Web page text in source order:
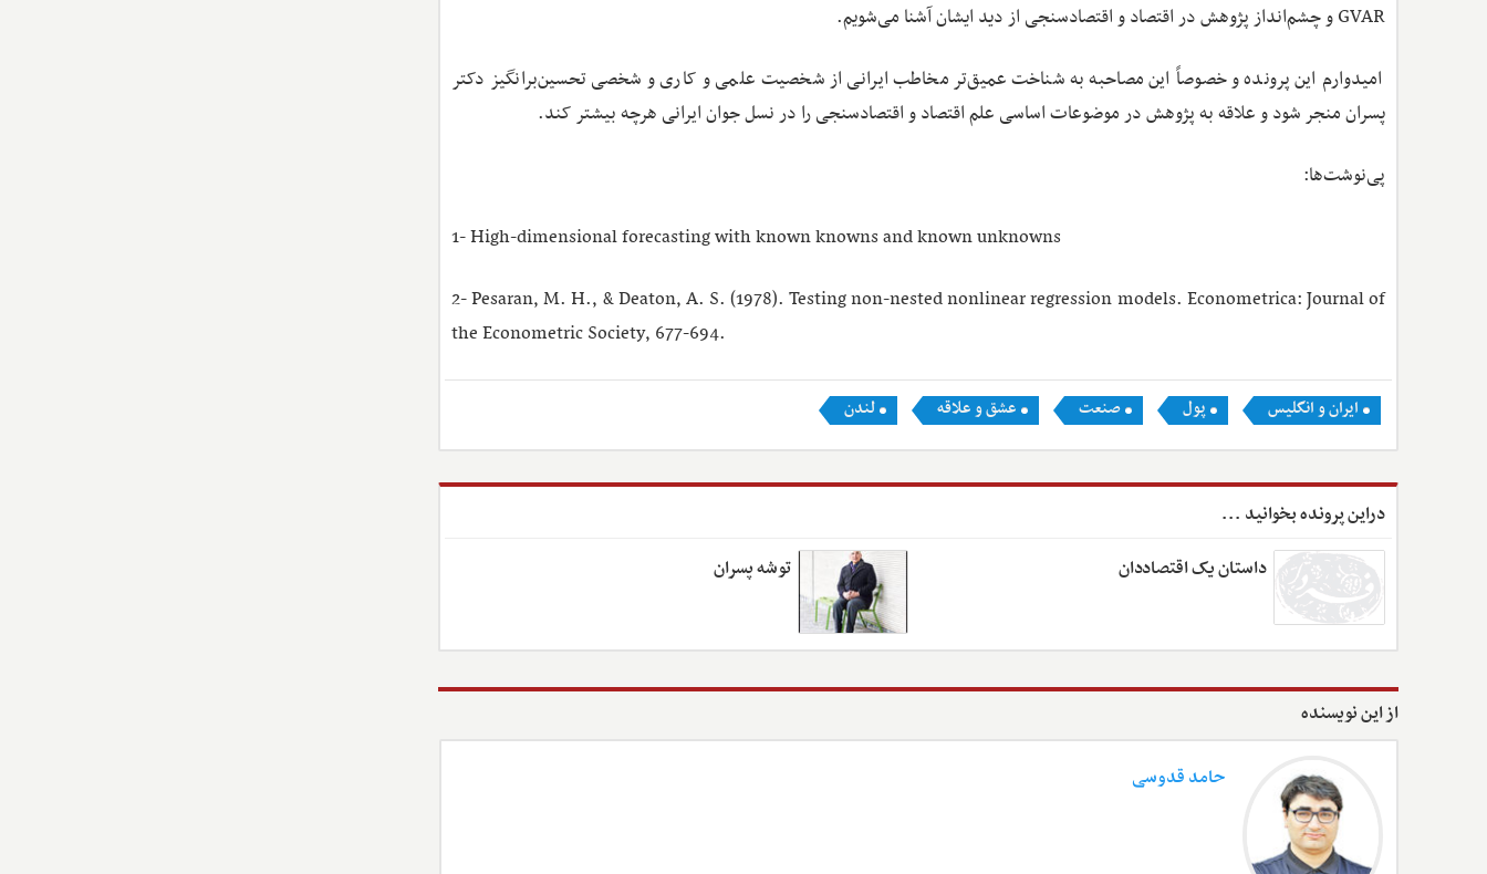
GVAR و چشم‌انداز پژوهش در اقتصاد و اقتصادسنجی از دید ایشان آشنا می‌شویم.
امیدوارم این پرونده و خصوصاً این مصاحبه به شناخت عمیق‌تر مخاطب ایرانی از شخصیت علمی و کاری و شخصی تحسین‌برانگیز دکتر
پسران منجر شود و علاقه به پژوهش در موضوعات اساسی علم اقتصاد و اقتصادسنجی را در نسل جوان ایرانی هرچه بیشتر کند.
پی‌نوشت‌ها:
1- High-dimensional forecasting with known knowns and known unknowns
2- Pesaran, M. H., & Deaton, A. S. (1978). Testing non-nested nonlinear regression models. Econometrica: Journal of
the Econometric Society, 677-694.
ایران و انگلیس پول صنعت عشق و علاقه لندن
دراین پرونده بخوانید ...
داستان یک اقتصاددان
توشه پسران
از این نویسنده
حامد قدوسی